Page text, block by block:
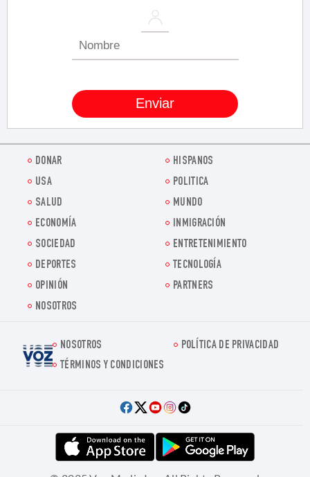
DONAR
HISPANOS
USA
POLITICA
SALUD
MUNDO
ECONOMÍA
INMIGRACIÓN
SOCIEDAD
ENTRETENIMIENTO
DEPORTES
TECNOLOGÍA
OPINIÓN
PARTNERS
NOSOTROS
Voz.us
NOSOTROS
POLÍTICA DE PRIVACIDAD
TÉRMINOS Y CONDICIONES